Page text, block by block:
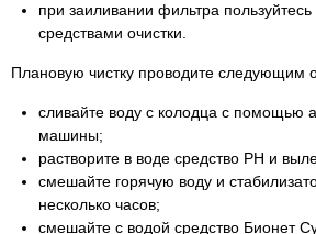
при заиливании фильтра
средствами очистки.
Плановую чистку проводите следующим
сливайте воду с колодца с помощью
машины;
растворите в воде средство РН и
смешайте горячую воду и
несколько часов;
смешайте с водой средство Бионет